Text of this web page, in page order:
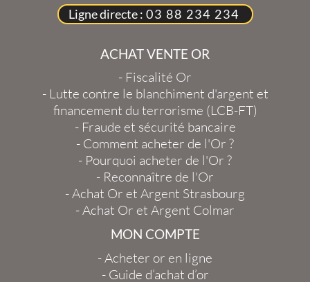
Ligne directe : 03 88 234 234
ACHAT VENTE OR
- Fiscalité Or
- Lutte contre le blanchiment d'argent et
financement du terrorisme (LCB-FT)
- Fraude et sécurité bancaire
- Comment acheter de l'Or ?
- Pourquoi acheter de l'Or ?
- Reconnaître de l'Or
-Achat Or et Argent Strasbourg
-Achat Or et Argent Colmar
MON COMPTE
-Acheter or en ligne
- Guide d’achat d’or